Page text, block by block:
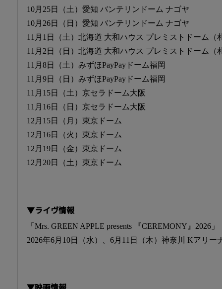
10月25日（土）愛知 バンテリンドーム ナゴヤ
10月26日（日）愛知 バンテリンドーム ナゴヤ
11月1日（土）北海道 大和ハウス プレミストドーム（
11月2日（日）北海道 大和ハウス プレミストドーム（
11月8日（土）みずほPayPayドーム福岡
11月9日（日）みずほPayPayドーム福岡
11月15日（土）京セラドーム大阪
11月16日（日）京セラドーム大阪
12月15日（月）東京ドーム
12月16日（火）東京ドーム
12月19日（金）東京ドーム
12月20日（土）東京ドーム
▼ライヴ情報
「Mrs. GREEN APPLE presents 『CEREMONY』2026」
2026年6月10日（水）、6月11日（木）神奈川 Kアリー